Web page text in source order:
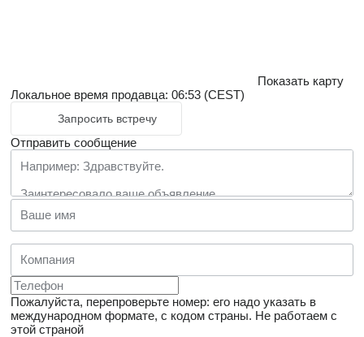
Показать карту
Локальное время продавца: 06:53 (CEST)
Запросить встречу
Отправить сообщение
Пожалуйста, перепроверьте номер: его надо указать в
международном формате, с кодом страны. Не работаем с
этой страной